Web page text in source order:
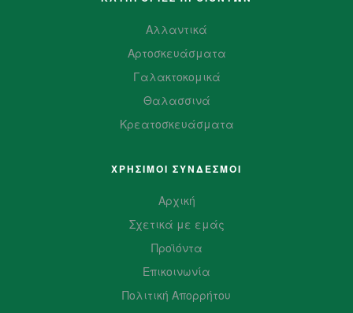
Αλλαντικά
Αρτοσκευάσματα
Γαλακτοκομικά
Θαλασσινά
Κρεατοσκευάσματα
ΧΡΗΣΙΜΟΙ ΣΥΝΔΕΣΜΟΙ
Αρχική
Σχετικά με εμάς
Προϊόντα
Επικοινωνία
Πολιτική Απορρήτου